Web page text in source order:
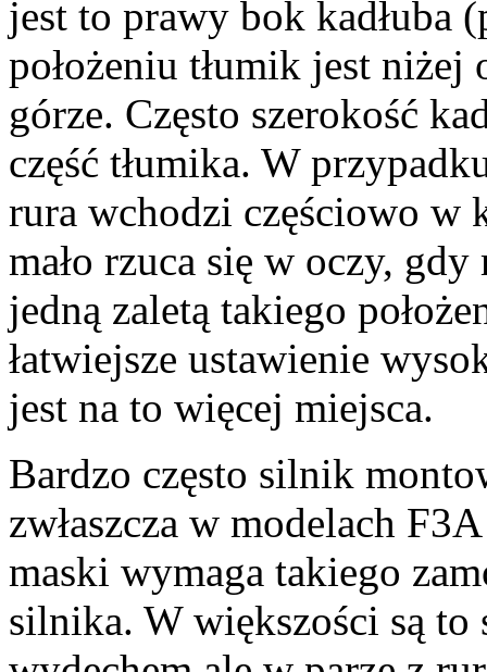
jest to prawy bok kadłuba
położeniu tłumik jest niżej
górze. Często szerokość
część tłumika. W
rura wchodzi częściowo w
mało rzuca się w oczy,
jedną zaletą takiego
łatwiejsze ustawienie
jest na to więcej miejsca.
Bardzo często silnik
zwłaszcza w modelach
maski wymaga takiego
silnika. W większości są